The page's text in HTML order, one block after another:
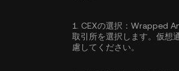
1. CEXの選択： Wrapped
取引所を選択します。仮想
慮してください。